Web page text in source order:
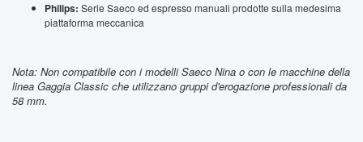
Philips: Serie Saeco ed espresso manuali prodotte sulla medesima
piattaforma meccanica
Nota: Non compatibile con i modelli Saeco Nina o con le macchine della
linea Gaggia Classic che utilizzano gruppi d'erogazione professionali da
58 mm.